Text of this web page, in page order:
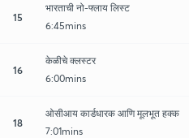
15
भारताची नो-फ्लाय लिस्ट
6:45mins
16
केळीचे क्लस्टर
6:00mins
18
ओसीआय कार्डधारक आणि मूलभूत हक्क
7:01mins